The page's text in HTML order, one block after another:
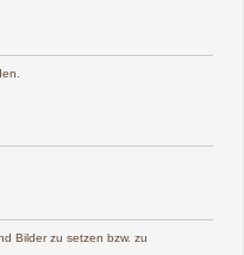
Bilder zu setzen bzw. zu